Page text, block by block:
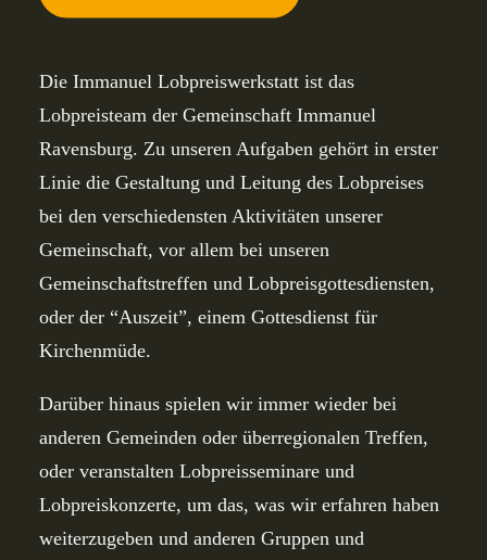
Die Immanuel Lobpreiswerkstatt ist das
Lobpreisteam der Gemeinschaft Immanuel
Ravensburg. Zu unseren Aufgaben gehört in erster
Linie die Gestaltung und Leitung des Lobpreises
bei den verschiedensten Aktivitäten unserer
Gemeinschaft, vor allem bei unseren
Gemeinschaftstreffen und Lobpreisgottesdiensten,
oder der “Auszeit”, einem Gottesdienst für
Kirchenmüde.
Darüber hinaus spielen wir immer wieder bei
anderen Gemeinden oder überregionalen Treffen,
oder veranstalten Lobpreisseminare und
Lobpreiskonzerte, um das, was wir erfahren haben
weiterzugeben und anderen Gruppen und